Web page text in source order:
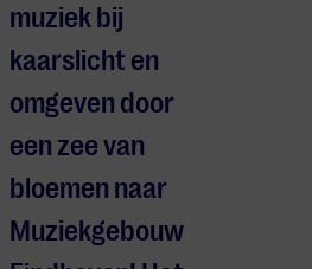
muziek bij
kaarslicht en
omgeven door
een zee van
bloemen naar
Muziekgebouw